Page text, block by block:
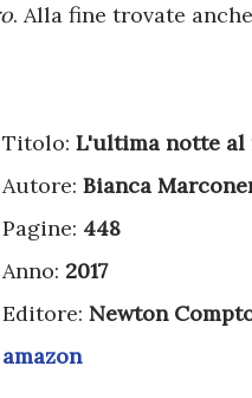
. Alla fine trovate
Titolo: L'ultima notte al
Autore: Bianca
Pagine: 448
Anno: 2017
Editore: Newton
amazon